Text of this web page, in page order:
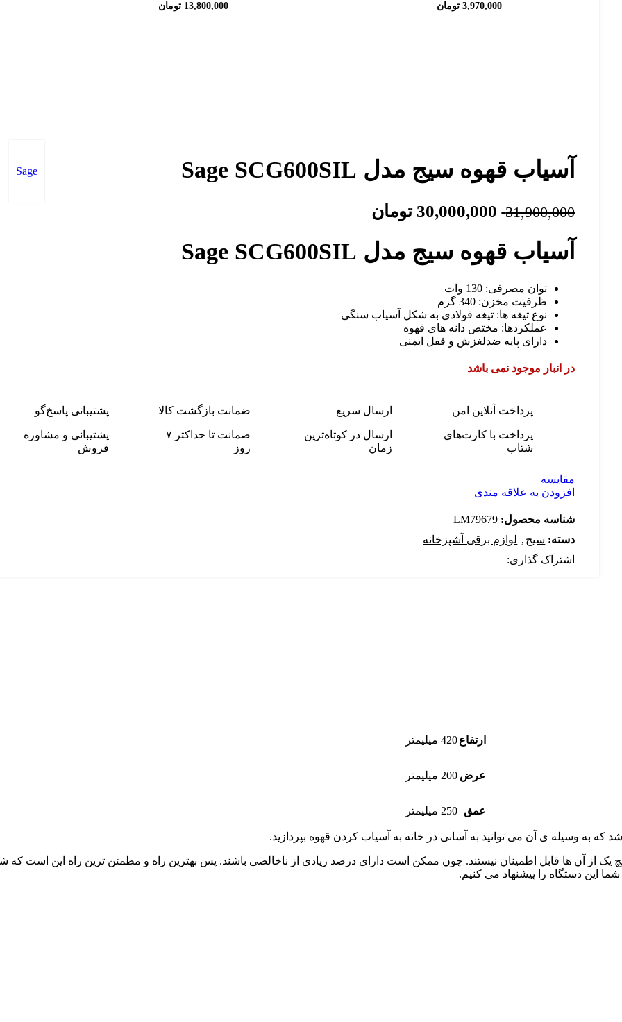
3,970,000 تومان
13,800,000 تومان
Sage آسیاب قهوه سیج مدل Sage SCG600SIL
31,900,000
30,000,000 تومان
آسیاب قهوه سیج مدل Sage SCG600SIL
توان مصرفی: 130 وات
ظرفیت مخزن: 340 گرم
نوع تیغه ها: تیغه فولادی به شکل آسیاب سنگی
عملکردها: مختص دانه های قهوه
دارای پایه ضدلغزش و قفل ایمنی
در انبار موجود نمی باشد
پرداخت آنلاین امن
پرداخت با کارت‌های
شتاب
ارسال سریع
ارسال در کوتاه‌ترین
زمان
ضمانت بازگشت کالا
ضمانت تا حداکثر ۷
روز
پشتیبانی پاسخ‌گو
پشتیبانی و مشاوره
فروش
مقایسه
افزودن به علاقه مندی
شناسه محصول: LM79679
دسته: سیج , لوازم برقی آشپزخانه
اشتراک گذاری:
ارتفاع420 میلیمتر
عرض 200 میلیمتر
عمق 250 میلیمتر
یک از آن ها قابل اطمینان نیستند. چون ممکن است دارای درصد زیادی از ناخالصی باشند. پس بهترین راه و مطمئن ترین راه این است که
شما این دستگاه را پیشنهاد می کنیم.